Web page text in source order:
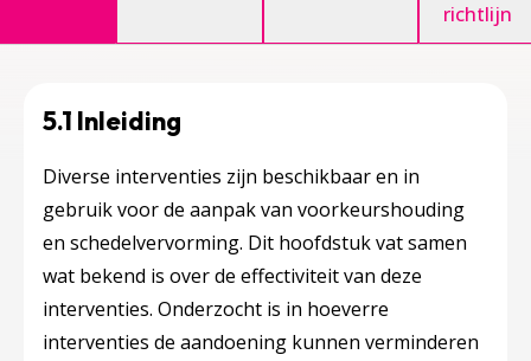
richtlijn
5.1 Inleiding
Diverse interventies zijn beschikbaar en in
gebruik voor de aanpak van voorkeurshouding
en schedelvervorming. Dit hoofdstuk vat samen
wat bekend is over de effectiviteit van deze
interventies. Onderzocht is in hoeverre
interventies de aandoening kunnen verminderen